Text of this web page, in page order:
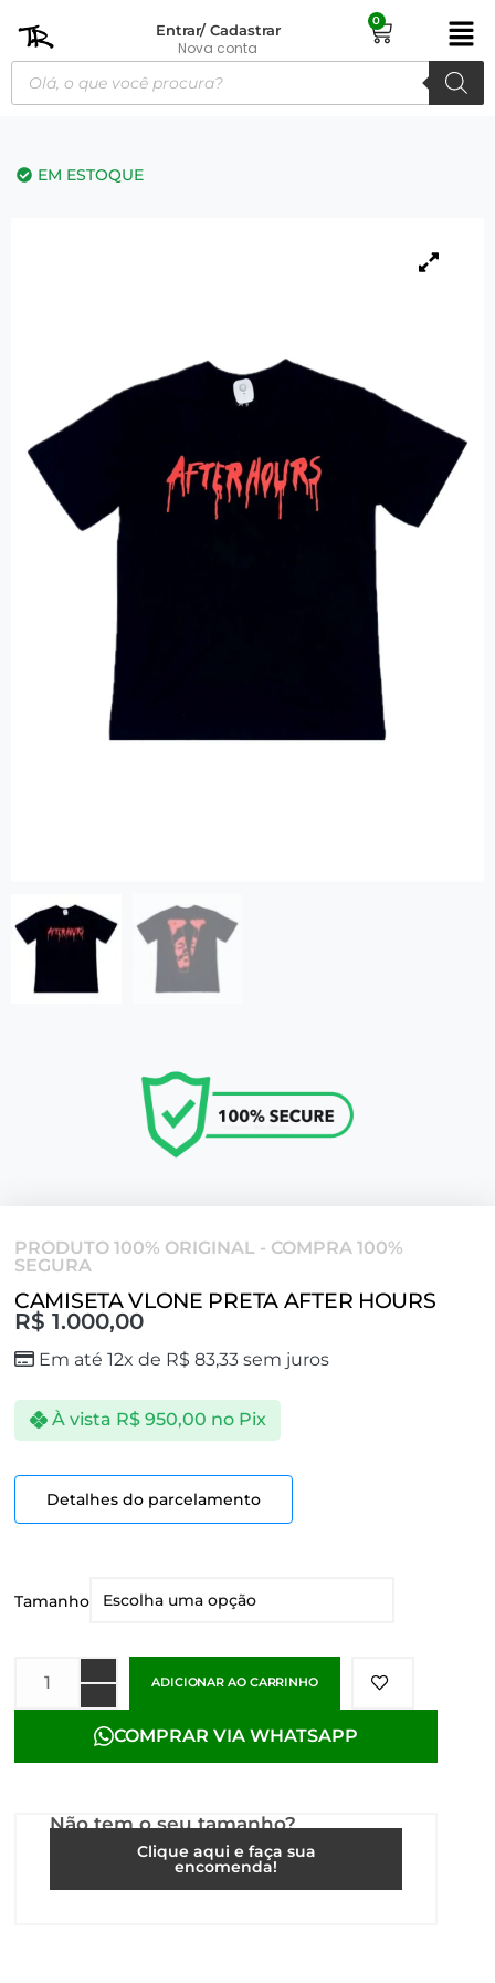
Entrar/ Cadastrar
Nova conta
0
EM ESTOQUE
PRODUTO 100% ORIGINAL - COMPRA 100%
SEGURA
CAMISETA VLONE PRETA AFTER HOURS
R$ 1.000,00
Em até 12x de R$ 83,33 sem juros
À vista R$950,00 no Pix
Detalhes do parcelamento
Tamanho
ADICIONAR AO CARRINHO
COMPRAR VIA WHATSAPP
Não tem o seu tamanho?
Clique aqui e faça sua
encomenda!